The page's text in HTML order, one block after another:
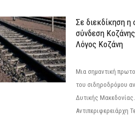
Σε διεκδίκηση η
σύνδεση
Λόγος Κοζάνη
Μια σημαντική
του σιδηροδρόμου
Δυτικής
Αντιπεριφερειάρχη